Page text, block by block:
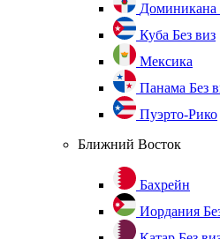
Доминикана
Куба Без виз
Мексика
Панама Без
Пуэрто-Рико
Ближний Восток
Бахрейн
Иордания